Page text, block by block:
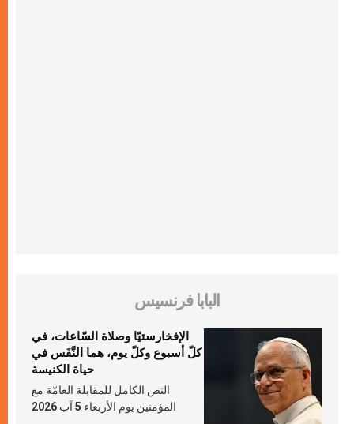
البابا فرنسيس
الإفخارستيّا وصلاة السّاعات، في
كلّ أسبوع وكلّ يوم، هما النَّفَس في
حياة الكنيسة
النص الكامل للمقابلة العامّة مع
المؤمنين يوم الأربعاء 5 آب 2026